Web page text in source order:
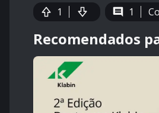
1 1
Recomendados